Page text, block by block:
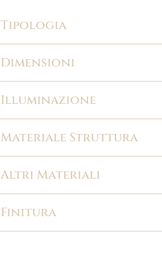
Tipologia
Dimensioni
Illuminazione
Materiale Struttura
Altri Materiali
Finitura